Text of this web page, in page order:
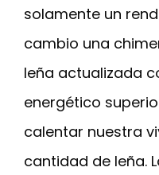
solamente un
cambio una
leña actualizada
energético
calentar nuestra
cantidad de leña.